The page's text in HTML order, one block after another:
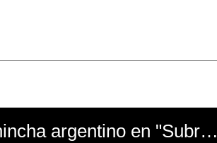
El mal momento de Yanina Gasañol con un hincha argentino en "Subrayado"